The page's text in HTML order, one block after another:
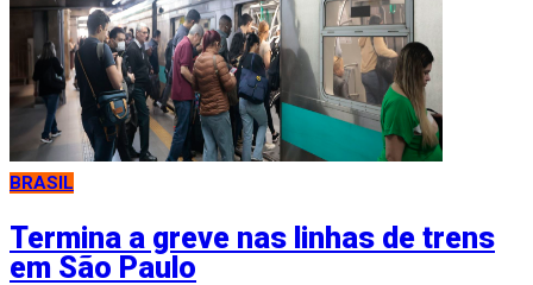
BRASIL
Termina a greve nas linhas de trens
em São Paulo